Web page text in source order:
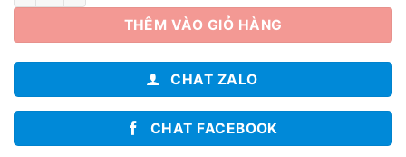
THÊM VÀO GIỎ HÀNG
CHAT ZALO
CHAT FACEBOOK